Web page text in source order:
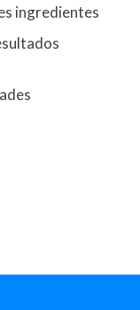
ingredientes